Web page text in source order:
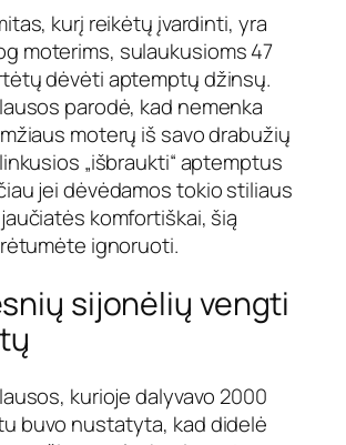
kurį reikėtų įvardinti, yra
moterims, sulaukusioms 47
dėvėti aptemptų džinsų.
parodė, kad nemenka
moterų iš savo drabužių
„išbraukti“ aptemptus
jei dėvėdamos tokio stiliaus
komfortiškai, šią
ignoruoti.
sijonėlių vengti
kurioje dalyvavo 2000
buvo nustatyta, kad didelė